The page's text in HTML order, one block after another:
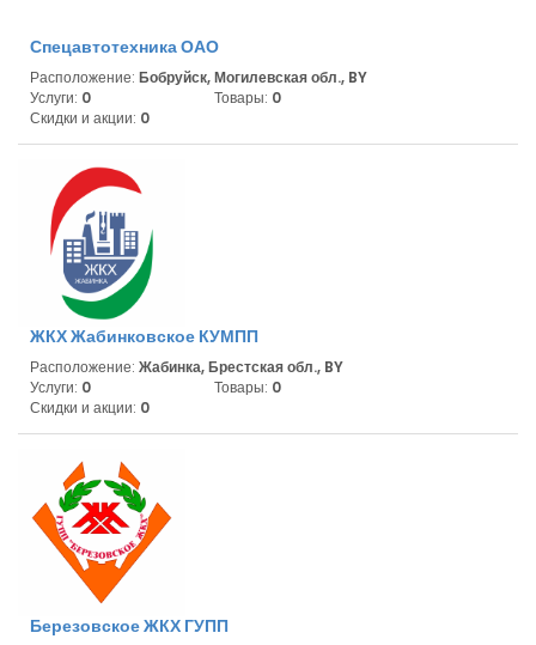
Спецавтотехника ОАО
Расположение: Бобруйск, Могилевская обл., BY
Услуги: 0 Товары: 0
Скидки и акции: 0
ЖКХ Жабинковское КУМПП
Расположение: Жабинка, Брестская обл., BY
Услуги: 0 Товары: 0
Скидки и акции: 0
Березовское ЖКХ ГУПП